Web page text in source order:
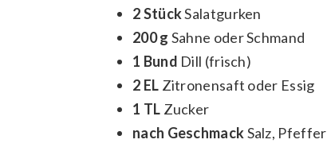
2 StückSalatgurken
200 g Sahne oder Schmand
1 Bund Dill (frisch)
2 EL Zitronensaft oder Essig
1 TL Zucker
nach GeschmackSalz, Pfeffer